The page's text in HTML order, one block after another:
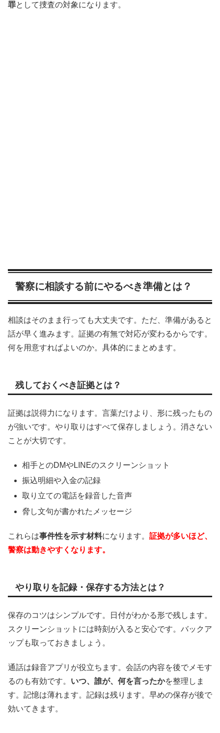
罪として捜査の対象になります。
警察に相談する前にやるべき準備とは？
相談はそのまま行っても大丈夫です。ただ、準備があると
話が早く進みます。証拠の有無で対応が変わるからです。
何を用意すればよいのか。具体的にまとめます。
残しておくべき証拠とは？
証拠は説得力になります。言葉だけより、形に残ったもの
が強いです。やり取りはすべて保存しましょう。消さない
ことが大切です。
相手とのDMやLINEのスクリーンショット
振込明細や入金の記録
取り立ての電話を録音した音声
脅し文句が書かれたメッセージ
これらは事件性を示す材料になります。 証拠が多いほど、
警察は動きやすくなります。
やり取りを記録・保存する方法とは？
保存のコツはシンプルです。日付がわかる形で残します。
スクリーンショットには時刻が入ると安心です。バックア
ップも取っておきましょう。
通話は録音アプリが役立ちます。会話の内容を後でメモす
るのも有効です。 いつ、誰が、何を言ったかを整理しま
す。記憶は薄れます。記録は残ります。早めの保存が後で
効いてきます。